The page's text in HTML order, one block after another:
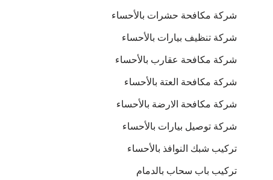
شركة مكافحة حشرات بالأحساء
شركة تنظيف بيارات بالأحساء
شركة مكافحة عقارب بالأحساء
شركة مكافحة العتة بالأحساء
شركة مكافحة الارضة بالأحساء
شركة توصيل بيارات بالأحساء
تركيب شبك النوافذ بالأحساء
تركيب باب سحاب بالدمام